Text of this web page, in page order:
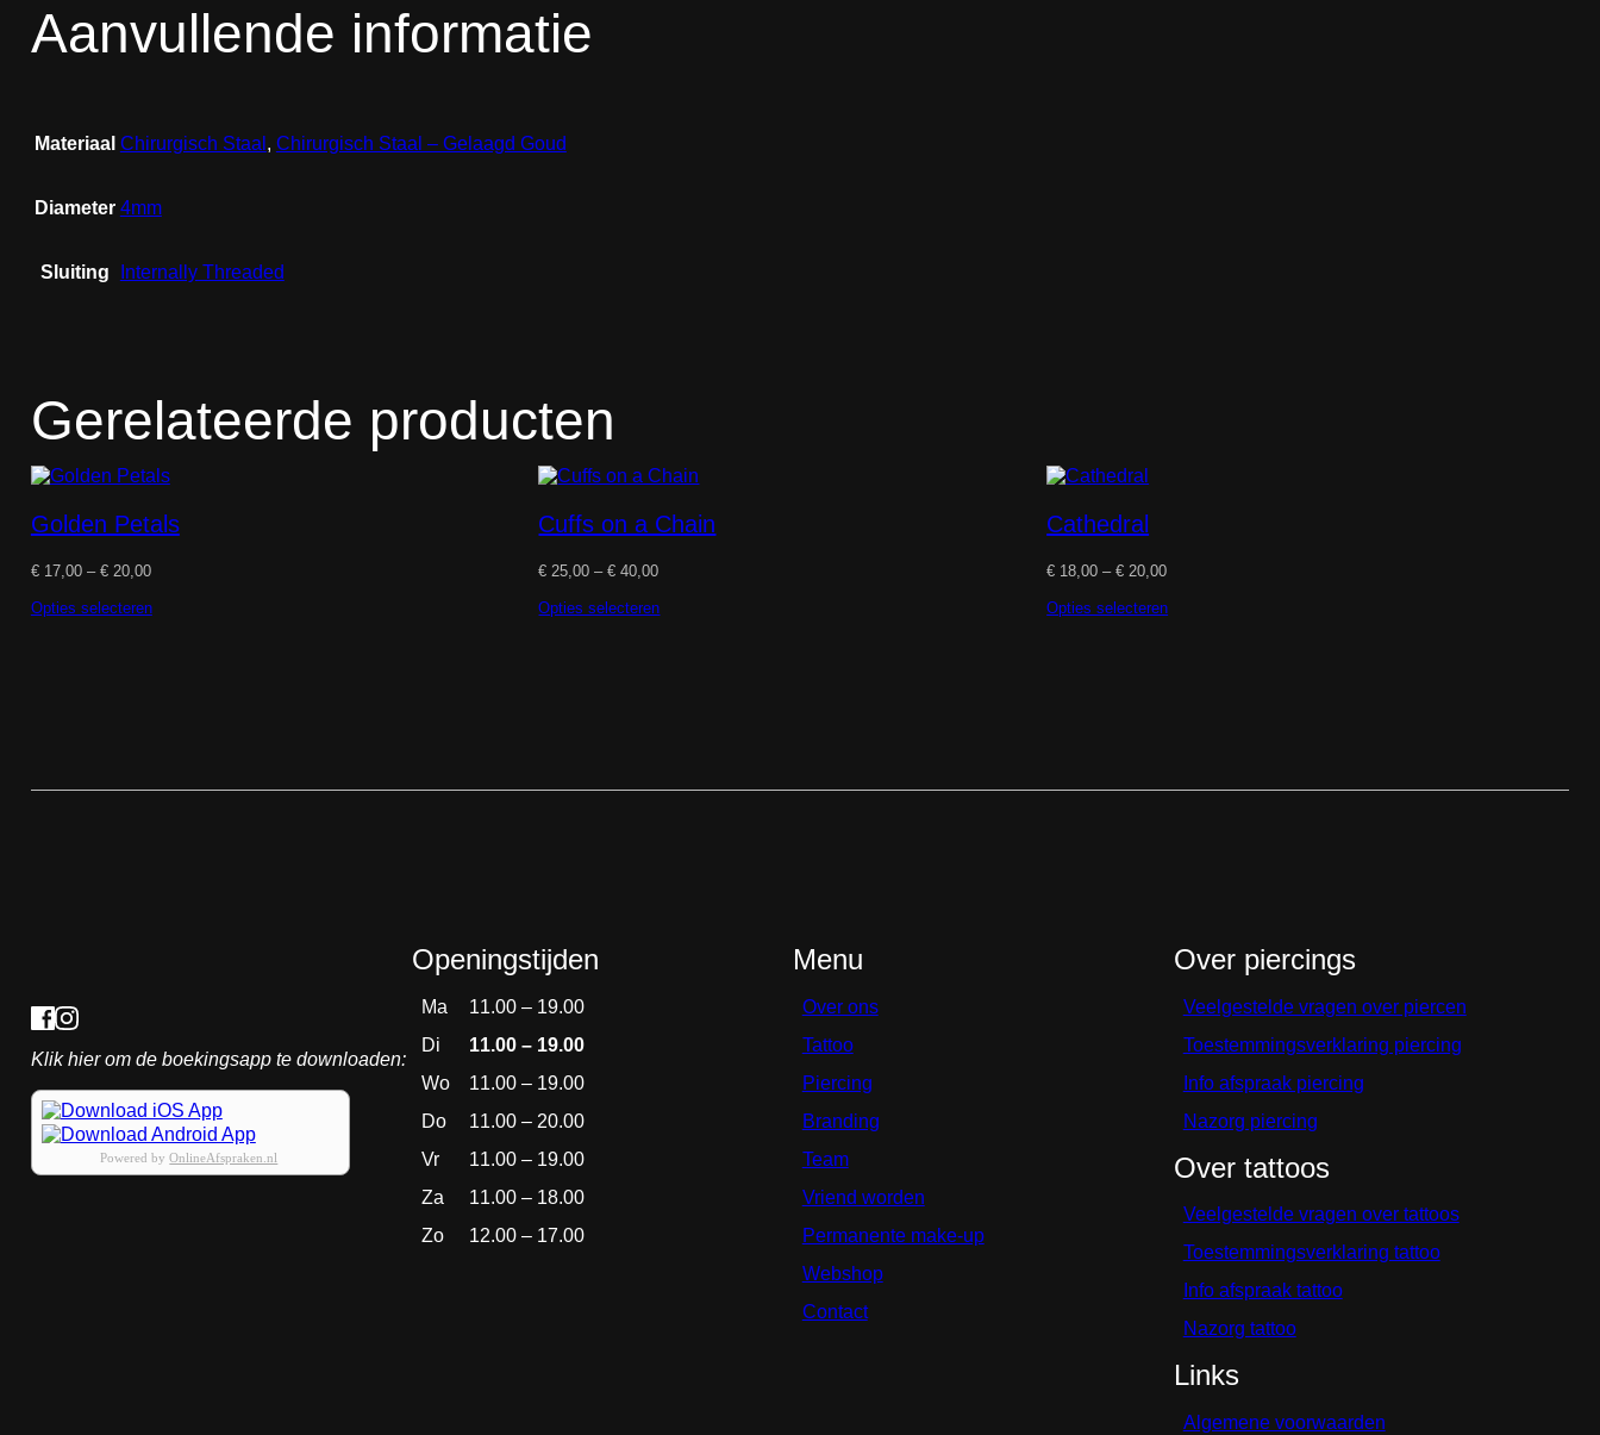
Aanvullende informatie
Materiaal Chirurgisch Staal , Chirurgisch Staal – Gelaagd Goud
Diameter 4mm
Sluiting Internally Threaded
Gerelateerde producten
Golden Petals
€17,00 – €20,00Prijsklasse:
tot
Opties selecteren
Cuffs on a Chain
€ 25,00 – € 40,00Prijsklasse:
tot
Opties selecteren
Cathedral
€ 18,00 – € 20,00Prijsklasse:
tot
Opties selecteren
Klik hier om de boekingsapp te downloaden:
Powered byOnlineAfspraken.nl
Openingstijden
Ma
11.00 – 19.00
Di
11.00 – 19.00
Wo
11.00 – 19.00
Do
11.00 – 20.00
Vr
11.00 – 19.00
Za
11.00 – 18.00
Zo
12.00 – 17.00
Menu
Over ons
Tattoo
Piercing
Branding
Team
Vriend worden
Permanente make-up
Webshop
Contact
Over piercings
Veelgestelde vragen over piercen
Toestemmingsverklaring piercing
Info afspraak piercing
Nazorg piercing
Over tattoos
Veelgestelde vragen over tattoos
Toestemmingsverklaring tattoo
Info afspraak tattoo
Nazorg tattoo
Links
Algemene voorwaarden